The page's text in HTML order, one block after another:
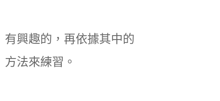
有興趣的，再依據其中的
方法來練習。